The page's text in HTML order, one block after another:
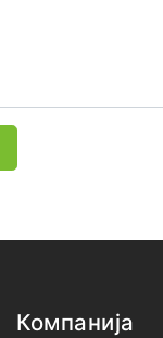
Компанија